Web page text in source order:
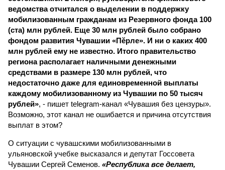
ведомства отчитался о выделении в поддержку
мобилизованным гражданам из Резервного фонда 100
(ста) млн рублей. Еще 30 млн рублей было собрано
фондом развития Чувашии «Пĕрле». И ни о каких 400
млн рублей ему не известно. Итого правительство
региона располагает наличными денежными
средствами в размере 130 млн рублей, что
недостаточно даже для единовременной выплаты
каждому мобилизованному из Чувашии по 50 тысяч
рублей», - пишет telegram-канал «Чувашия без цензуры».
Возможно, этот канал не ошибается и причина отсутствия
выплат в этом?
О ситуации с чувашскими мобилизованными в
ульяновской учебке высказался и депутат Госсовета
Чувашии Сергей Семенов. «Республика все делает,